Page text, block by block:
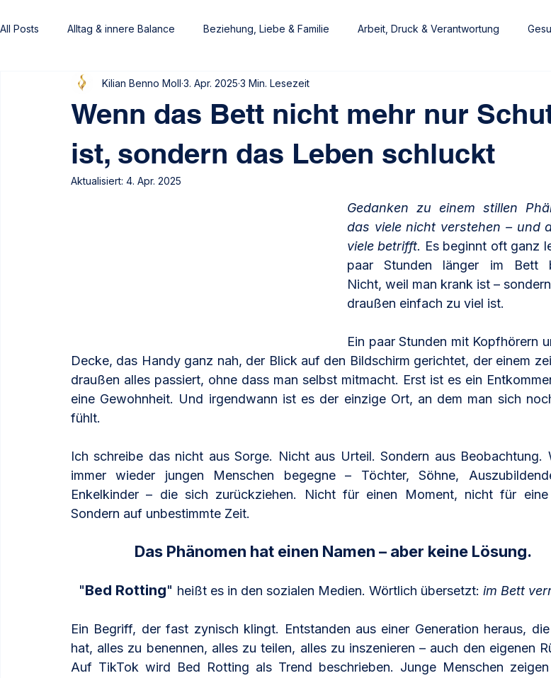
All Posts Alltag & innere Balance Beziehung, Liebe & Familie Arbeit, Druck & Verantwortung
Männer Von Gefühlen getragen Heimat
Wenn das Bett nicht mehr nur
ist, sondern das Leben schluckt
Kilian Benno Moll 3. Apr. 2025 3 Min. Lesezeit
Aktualisiert: 4. Apr. 2025
Gedanken zu einem stillen
das viele nicht verstehen – und
viele betrifft. Es beginnt oft ganz
paar Stunden länger im Bett
Nicht, weil man krank ist –
draußen einfach zu viel ist.
Ein paar Stunden mit Kopfhörern
Decke, das Handy ganz nah, der Blick auf den Bildschirm gerichtet, der einem
draußen alles passiert, ohne dass man selbst mitmacht. Erst ist es ein
eine Gewohnheit. Und irgendwann ist es der einzige Ort, an dem man sich
fühlt.
Ich schreibe das nicht aus Sorge. Nicht aus Urteil. Sondern aus Beobachtung.
immer wieder jungen Menschen begegne – Töchter, Söhne,
Enkelkinder – die sich zurückziehen. Nicht für einen Moment, nicht für eine
Sondern auf unbestimmte Zeit.
Das Phänomen hat einen Namen – aber keine Lösung.
"Bed Rotting" heißt es in den sozialen Medien. Wörtlich übersetzt: im Bett
Ein Begriff, der fast zynisch klingt. Entstanden aus einer Generation heraus,
hat, alles zu benennen, alles zu teilen, alles zu inszenieren – auch den eigenen
Auf TikTok wird Bed Rotting als Trend beschrieben. Junge Menschen